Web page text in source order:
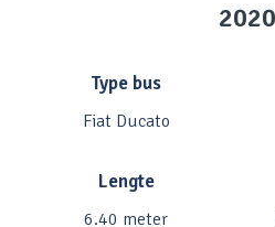
2020
Type bus
Fiat Ducato
Lengte
6.40 meter